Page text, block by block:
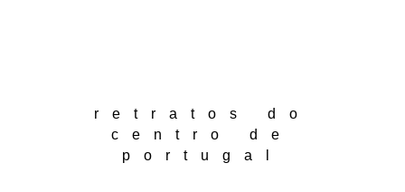
retratos do
centro de
portugal